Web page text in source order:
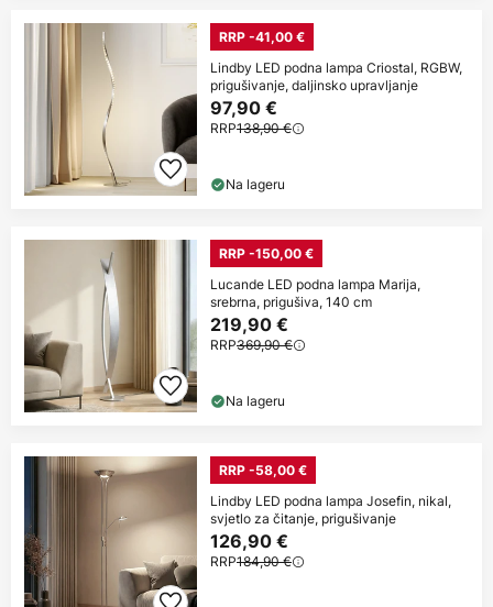
RRP -41,00 €
Lindby LED podna lampa Criostal, RGBW,
prigušivanje, daljinsko upravljanje
97,90 €
RRP138,90 €
Na lageru
RRP -150,00 €
Lucande LED podna lampa Marija,
srebrna, prigušiva, 140 cm
219,90 €
RRP369,90 €
Na lageru
RRP -58,00 €
Lindby LED podna lampa Josefin, nikal,
svjetlo za čitanje, prigušivanje
126,90 €
RRP184,90 €